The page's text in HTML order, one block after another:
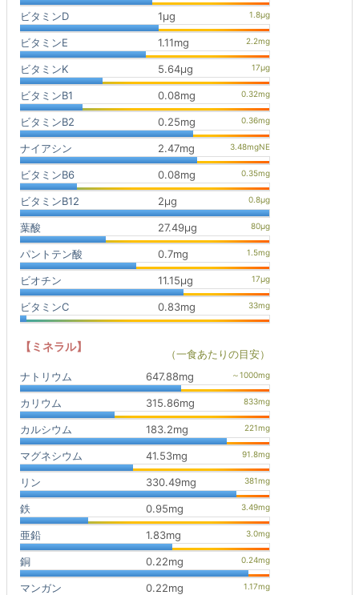
ビタミンD 1μg
ビタミンE 1.11mg
ビタミンK 5.64μg
ビタミンB1 0.08mg
ビタミンB2 0.25mg
ナイアシン 2.47mg
ビタミンB6 0.08mg
ビタミンB12 2μg
葉酸 27.49μg
パントテン酸 0.7mg
ビオチン 11.15μg
ビタミンC 0.83mg
【ミネラル】
（一食あたりの目安）
ナトリウム
647.88mg
カリウム 315.86mg
カルシウム 183.2mg
マグネシウム 41.53mg
リン 330.49mg
鉄 0.95mg
亜鉛 1.83mg
銅 0.22mg
マンガン 0.22mg